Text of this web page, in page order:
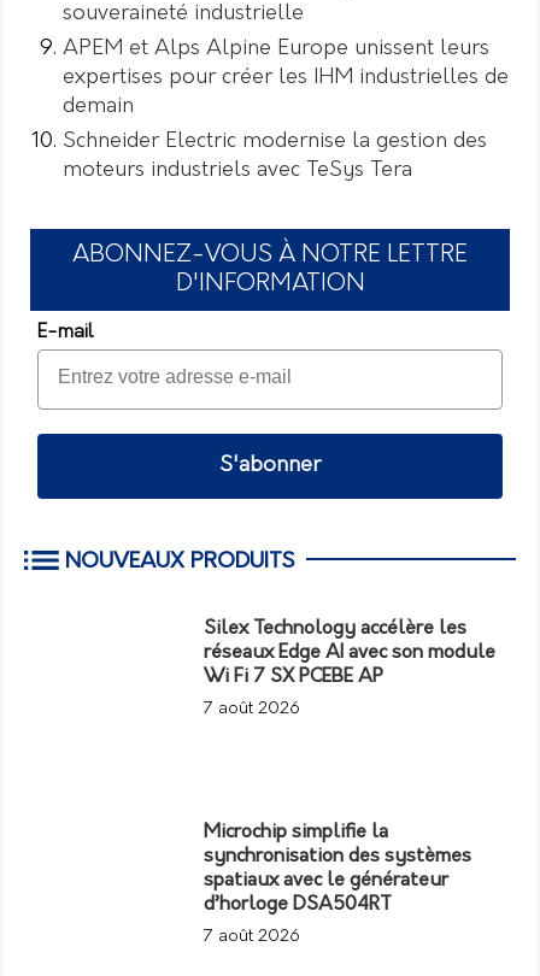
souveraineté industrielle
APEM et Alps Alpine Europe unissent leurs
expertises pour créer les IHM industrielles de
demain
Schneider Electric modernise la gestion des
moteurs industriels avec TeSys Tera
ABONNEZ-VOUS À NOTRE LETTRE
D'INFORMATION
E-mail
S'abonner
NOUVEAUX PRODUITS
Silex Technology accélère les
réseaux Edge AI avec son module
Wi Fi 7 SX PCEBE AP
7 août 2026
Microchip simplifie la
synchronisation des systèmes
spatiaux avec le générateur
d’horloge DSA504RT
7 août 2026